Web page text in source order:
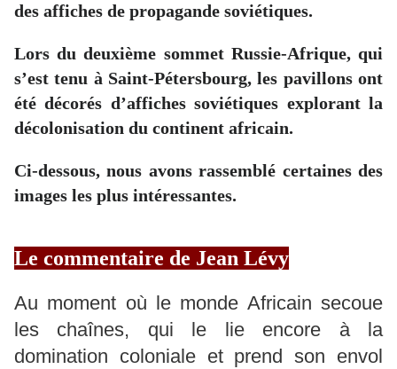
des affiches de propagande soviétiques.
Lors du deuxième sommet Russie-Afrique, qui
s’est tenu à Saint-Pétersbourg, les pavillons ont
été décorés d’affiches soviétiques explorant la
décolonisation du continent africain.
Ci-dessous, nous avons rassemblé certaines des
images les plus intéressantes.
Le commentaire de Jean Lévy
Au moment où le monde Africain secoue
les chaînes, qui le lie encore à la
domination coloniale et prend son envol